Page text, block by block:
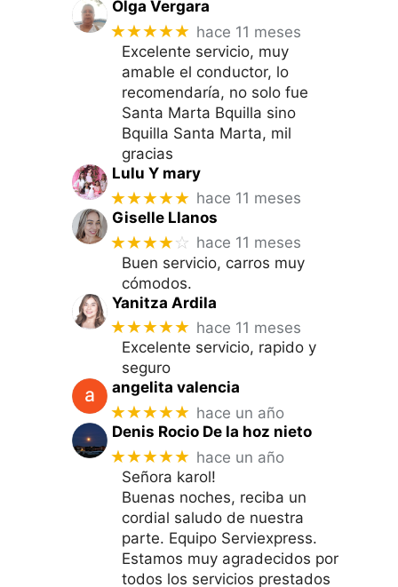
Olga Vergara
★★★★★ hace 11 meses
Excelente servicio, muy
amable el conductor, lo
recomendaría, no solo fue
Santa Marta Bquilla sino
Bquilla Santa Marta, mil
gracias
Lulu Y mary
★★★★★ hace 11 meses
Giselle Llanos
★★★★☆ hace 11 meses
Buen servicio, carros muy
cómodos.
Yanitza Ardila
★★★★★ hace 11 meses
Excelente servicio, rapido y
seguro
angelita valencia
★★★★★ hace un año
Denis Rocio De la hoz nieto
★★★★★ hace un año
Señora karol!
Buenas noches, reciba un
cordial saludo de nuestra
parte. Equipo Serviexpress.
Estamos muy agradecidos por
todos los servicios prestados